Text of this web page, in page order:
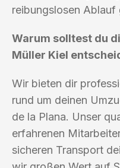
reibungslosen Ablauf
Warum solltest du
Müller Kiel
Wir bieten dir
rund um deinen
de la Plana. Unser
erfahrenen
sicheren Transport